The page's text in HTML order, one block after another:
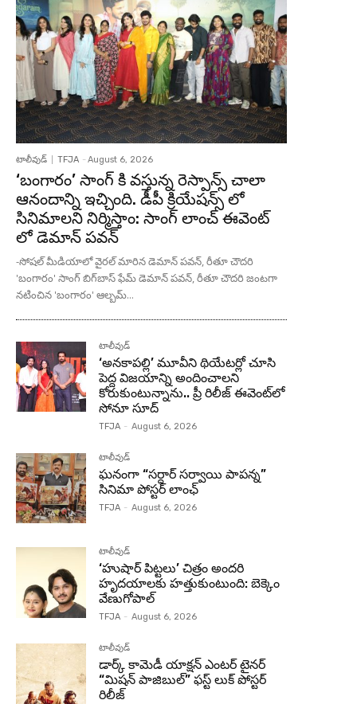
టాలీవుడ్ TFJA - August 6, 2026
‘బంగారం’ సాంగ్ కి వస్తున్న రెస్పాన్స్ చాలా
ఆనందాన్ని ఇచ్చింది. డీపీ క్రియేషన్స్ లో
సినిమాలని నిర్మిస్తాం: సాంగ్ లాంచ్ ఈవెంట్
లో డెమాన్ పవన్
-సోషల్ మీడియాలో వైరల్ మారిన డెమాన్ పవన్, రీతూ చౌదరి
'బంగారం' సాంగ్ బిగ్‌బాస్ ఫేమ్ డెమాన్ పవన్, రీతూ చౌదరి జంటగా
నటించిన 'బంగారం' ఆల్బమ్...
టాలీవుడ్
‘అనకాపల్లి’ మూవీని థియేటర్లో చూసి
పెద్ద విజయాన్ని అందించాలని
కోరుకుంటున్నాను.. ప్రీ రిలీజ్ ఈవెంట్‌లో
సోనూ సూద్
TFJA - August 6, 2026
టాలీవుడ్
ఘనంగా “సర్దార్ సర్వాయి పాపన్న”
సినిమా పోస్టర్ లాంఛ్
TFJA - August 6, 2026
టాలీవుడ్
‘హుషార్‌ పిట్టలు’ చిత్రం అందరి
హృదయాలకు హత్తుకుంటుంది: బెక్కెం
వేణుగోపాల్‌
TFJA - August 6, 2026
టాలీవుడ్
డార్క్ కామెడీ యాక్షన్ ఎంటర్ టైనర్
“మిషన్ పాజిబుల్” ఫస్ట్ లుక్ పోస్టర్
రిలీజ్